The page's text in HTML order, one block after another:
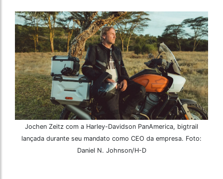
Jochen Zeitz com a Harley-Davidson PanAmerica, bigtrail
lançada durante seu mandato como CEO da empresa. Foto:
Daniel N. Johnson/H-D